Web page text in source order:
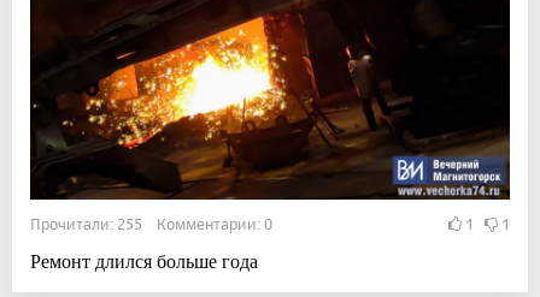
Прочитали: 255 Комментарии: 0 1 1
Ремонт длился больше года